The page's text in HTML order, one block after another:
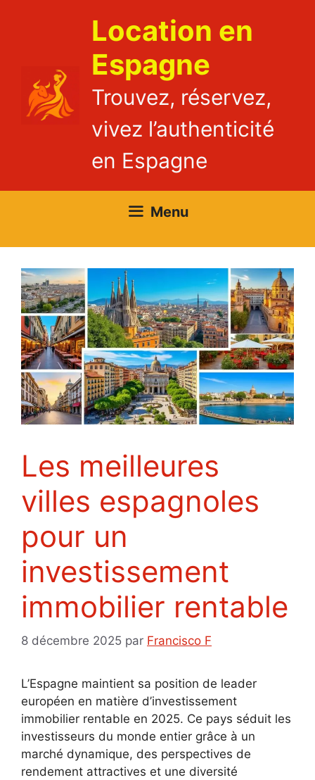
Location en
Espagne
Trouvez, réservez,
vivez l’authenticité
en Espagne
Menu
Les meilleures
villes espagnoles
pour un
investissement
immobilier rentable
8 décembre 2025 par Francisco F
L’Espagne maintient sa position de leader
européen en matière d’investissement
immobilier rentable en 2025. Ce pays séduit les
investisseurs du monde entier grâce à un
marché dynamique, des perspectives de
rendement attractives et une diversité